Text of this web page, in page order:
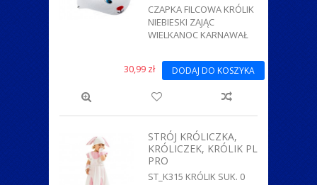
CZAPKA FILCOWA KRÓLIK
NIEBIESKI ZAJĄC
WIELKANOC KARNAWAŁ
30,99 zł DODAJ DO KOSZYKA
STRÓJ KRÓLICZKA,
KRÓLICZEK, KRÓLIK PL
PRO
ST_K315 KRÓLIK SUK. 0